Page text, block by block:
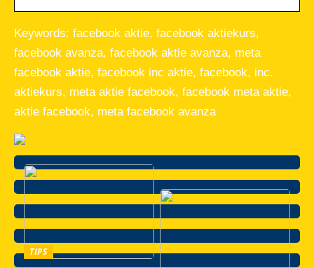
Keywords: facebook aktie, facebook aktiekurs,
facebook avanza, facebook aktie avanza, meta
facebook aktie, facebook inc aktie, facebook, inc.
aktiekurs, meta aktie facebook, facebook meta aktie,
aktie facebook, meta facebook avanza
TIPS